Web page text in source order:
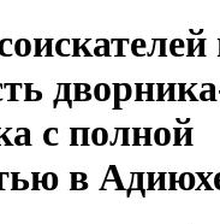
с полной
в